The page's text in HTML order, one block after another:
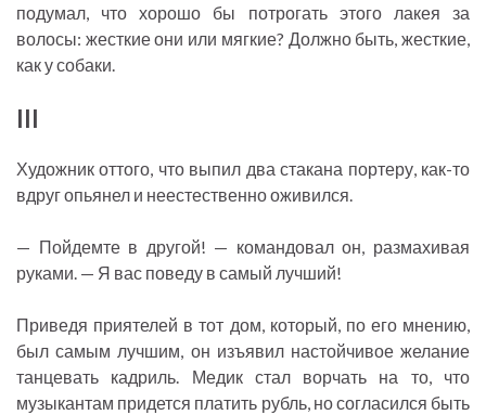
подумал, что хорошо бы потрогать этого лакея за
волосы: жесткие они или мягкие? Должно быть, жесткие,
как у собаки.
III
Художник оттого, что выпил два стакана портеру, как-то
вдруг опьянел и неестественно оживился.
— Пойдемте в другой! — командовал он, размахивая
руками. — Я вас поведу в самый лучший!
Приведя приятелей в тот дом, который, по его мнению,
был самым лучшим, он изъявил настойчивое желание
танцевать кадриль. Медик стал ворчать на то, что
музыкантам придется платить рубль, но согласился быть